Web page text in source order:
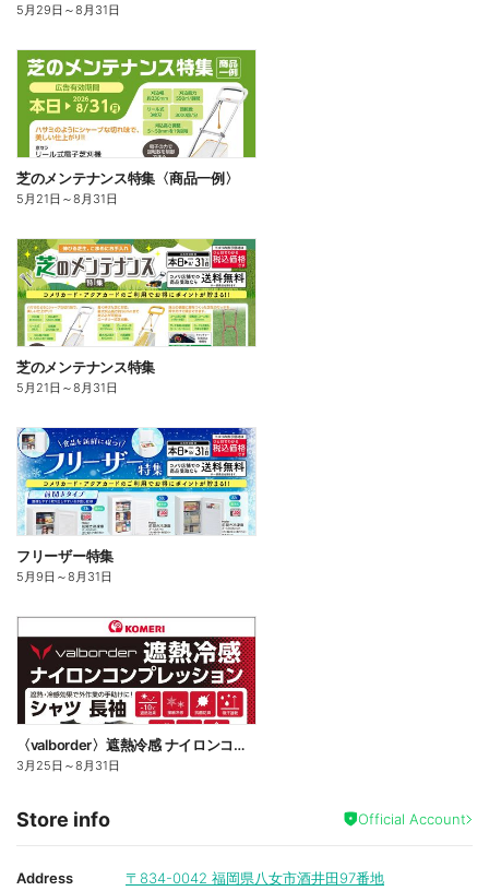
5月29日 ～8月31日
芝のメンテナンス特集〈商品一例〉
5月21日 ～8月31日
芝のメンテナンス特集
5月21日 ～8月31日
フリーザー特集
5月9日 ～8月31日
〈valborder〉遮熱冷感 ナイロンコンプレッション
3月25日 ～8月31日
Store info Official Account
Address 〒834-0042 福岡県八女市酒井田97番地